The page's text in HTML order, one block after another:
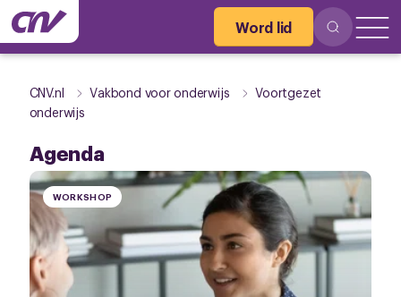
Word lid
CNV.nl Vakbond voor onderwijs
Voortgezet
onderwijs
Agenda
WORKSHOP